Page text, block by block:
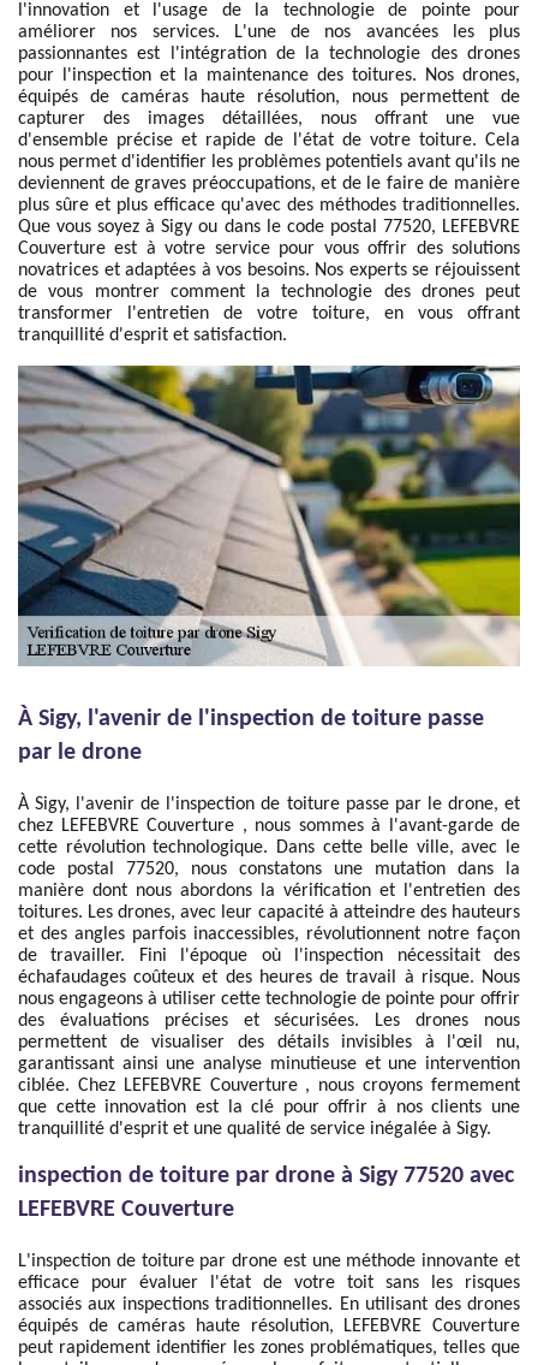
l'innovation et l'usage de la technologie de pointe pour
améliorer nos services. L'une de nos avancées les plus
passionnantes est l'intégration de la technologie des drones
pour l'inspection et la maintenance des toitures. Nos drones,
équipés de caméras haute résolution, nous permettent de
capturer des images détaillées, nous offrant une vue
d'ensemble précise et rapide de l'état de votre toiture. Cela
nous permet d'identifier les problèmes potentiels avant qu'ils ne
deviennent de graves préoccupations, et de le faire de manière
plus sûre et plus efficace qu'avec des méthodes traditionnelles.
Que vous soyez à Sigy ou dans le code postal 77520, LEFEBVRE
Couverture est à votre service pour vous offrir des solutions
novatrices et adaptées à vos besoins. Nos experts se réjouissent
de vous montrer comment la technologie des drones peut
transformer l'entretien de votre toiture, en vous offrant
tranquillité d'esprit et satisfaction.
À Sigy, l'avenir de l'inspection de toiture passe
par le drone
À Sigy, l'avenir de l'inspection de toiture passe par le drone, et
chez LEFEBVRE Couverture , nous sommes à l'avant-garde de
cette révolution technologique. Dans cette belle ville, avec le
code postal 77520, nous constatons une mutation dans la
manière dont nous abordons la vérification et l'entretien des
toitures. Les drones, avec leur capacité à atteindre des hauteurs
et des angles parfois inaccessibles, révolutionnent notre façon
de travailler. Fini l'époque où l'inspection nécessitait des
échafaudages coûteux et des heures de travail à risque. Nous
nous engageons à utiliser cette technologie de pointe pour offrir
des évaluations précises et sécurisées. Les drones nous
permettent de visualiser des détails invisibles à l'œil nu,
garantissant ainsi une analyse minutieuse et une intervention
ciblée. Chez LEFEBVRE Couverture , nous croyons fermement
que cette innovation est la clé pour offrir à nos clients une
tranquillité d'esprit et une qualité de service inégalée à Sigy.
inspection de toiture par drone à Sigy 77520 avec
LEFEBVRE Couverture
L'inspection de toiture par drone est une méthode innovante et
efficace pour évaluer l'état de votre toit sans les risques
associés aux inspections traditionnelles. En utilisant des drones
équipés de caméras haute résolution, LEFEBVRE Couverture
peut rapidement identifier les zones problématiques, telles que